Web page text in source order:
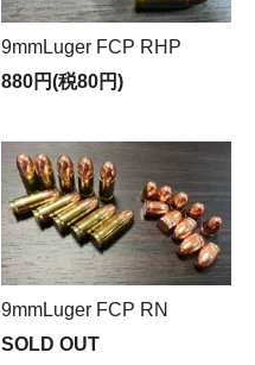
9mmLuger FCP RHP
880円(税80円)
9mmLuger FCP RN
SOLD OUT